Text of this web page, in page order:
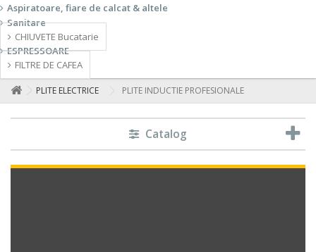
Aspiratoare, fiare de calcat & altele
Sanitare
CHIUVETE Bucatarie
ESPRESSOARE
FILTRE DE CAFEA
PLITE ELECTRICE PLITE INDUCTIE PROFESIONALE
Catalog